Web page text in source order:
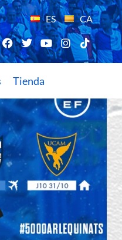
ES CA
Tienda